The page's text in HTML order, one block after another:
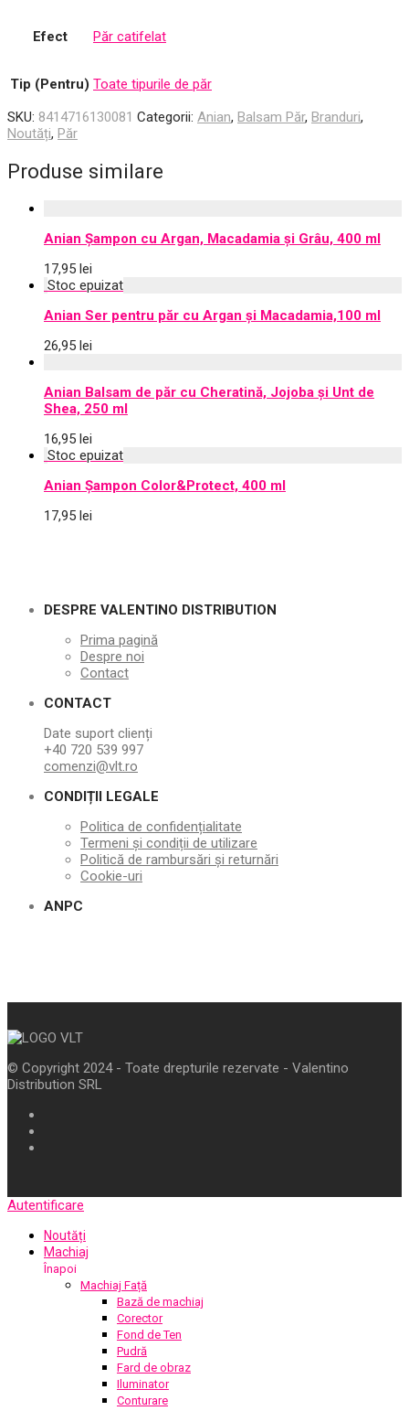
Efect Păr catifelat
Tip (Pentru) Toate tipurile de păr
SKU: 8414716130081 Categorii: Anian, Balsam Păr, Branduri,
Noutăți, Păr
Produse similare
Anian Șampon cu Argan, Macadamia și Grâu, 400 ml
17,95 lei
Anian Ser pentru păr cu Argan și Macadamia,100 ml
26,95 lei
Anian Balsam de păr cu Cheratină, Jojoba și Unt de
Shea, 250 ml
16,95 lei
Anian Șampon Color&Protect, 400 ml
17,95 lei
DESPRE VALENTINO DISTRIBUTION
Prima pagină
Despre noi
Contact
CONTACT
Date suport clienți
+40 720 539 997
comenzi@vlt.ro
CONDIȚII LEGALE
Politica de confidențialitate
Termeni și condiții de utilizare
Politică de rambursări și returnări
Cookie-uri
ANPC
© Copyright 2024 - Toate drepturile rezervate - Valentino
Distribution SRL
Autentificare
Noutăți
Machiaj
Înapoi
Machiaj Față
Bază de machiaj
Corector
Fond de Ten
Pudră
Fard de obraz
Iluminator
Conturare